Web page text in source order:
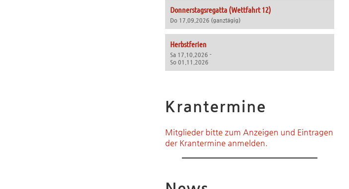
Donnerstagsregatta (Wettfahrt 12)
Do 17.09.2026 (ganztägig)
Herbstferien
Sa 17.10.2026 -
So 01.11.2026
Krantermine
Mitglieder bitte zum Anzeigen und Eintragen
der Krantermine anmelden.